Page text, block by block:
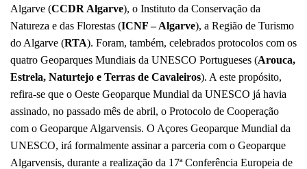
Algarve (CCDR Algarve), o Instituto da Conservação da
Natureza e das Florestas (ICNF – Algarve), a Região de Turismo
do Algarve (RTA). Foram, também, celebrados protocolos com os
quatro Geoparques Mundiais da UNESCO Portugueses (Arouca,
Estrela, Naturtejo e Terras de Cavaleiros). A este propósito,
refira-se que o Oeste Geoparque Mundial da UNESCO já havia
assinado, no passado mês de abril, o Protocolo de Cooperação
com o Geoparque Algarvensis. O Açores Geoparque Mundial da
UNESCO, irá formalmente assinar a parceria com o Geoparque
Algarvensis, durante a realização da 17ª Conferência Europeia de